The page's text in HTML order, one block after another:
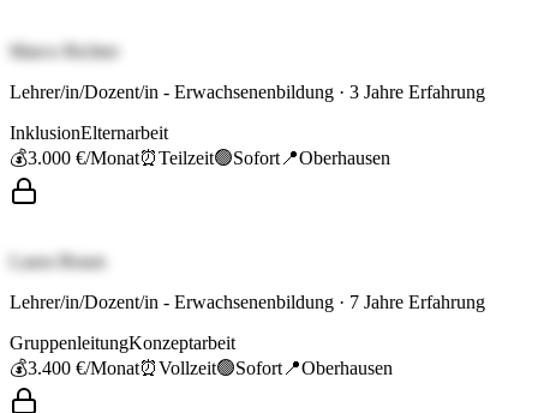
Marco Richter
Lehrer/in/Dozent/in - Erwachsenenbildung · 3 Jahre Erfahrung
InklusionElternarbeit
💰3.000 €/Monat⏰Teilzeit🟢Sofort 📍Oberhausen
Laura Braun
Lehrer/in/Dozent/in - Erwachsenenbildung · 7 Jahre Erfahrung
GruppenleitungKonzeptarbeit
💰3.400 €/Monat⏰Vollzeit🟢Sofort 📍Oberhausen